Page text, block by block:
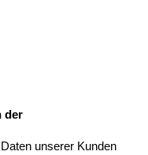
der
unserer Kunden